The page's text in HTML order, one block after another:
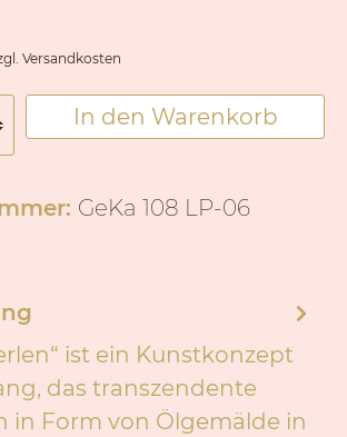
Versandkosten
In den Warenkorb
GeKa 108 LP-06
ist ein Kunstkonzept
das transzendente
in Form von Ölgemälde in